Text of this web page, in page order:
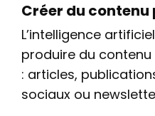
Créer du
L’intelligence
produire du
: articles,
sociaux ou